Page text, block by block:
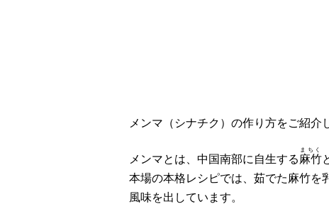
メンマ（シナチク）の作り方をご紹介
メンマとは、中国南部に自生する麻竹
まちく
本場の本格レシピでは、茹でた麻竹を
風味を出しています。